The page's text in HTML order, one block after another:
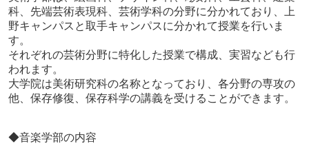
科、先端芸術表現科、芸術学科の分野に分かれており、上
野キャンパスと取手キャンパスに分かれて授業を行いま
す。
それぞれの芸術分野に特化した授業で構成、実習なども行
われます。
大学院は美術研究科の名称となっており、各分野の専攻の
他、保存修復、保存科学の講義を受けることができます。
◆音楽学部の内容